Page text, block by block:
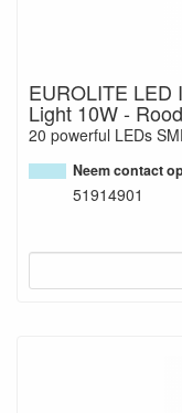
EUROLITE LED
Light 10W - Rood
20 powerful LEDs
Neem contact
51914901